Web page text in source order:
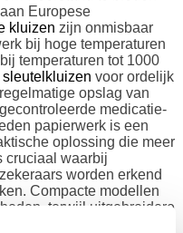
Europese
kluizen zijn onmisbaar
bij hoge temperaturen
temperaturen tot 1000
sleutelkluizen voor ordelijk
opslag van
medicatie-
papierwerk is een
oplossing die meer
cruciaal waarbij
worden erkend
Compacte modellen
terwijl uitgebreidere
collecties.